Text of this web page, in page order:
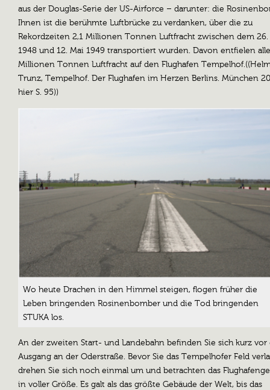
aus der Douglas-Serie der US-Airforce – darunter: die
Ihnen ist die berühmte Luftbrücke zu verdanken, über die zu
Rekordzeiten 2,1 Millionen Tonnen Luftfracht zwischen dem
1948 und 12. Mai 1949 transportiert wurden. Davon entfielen
Millionen Tonnen Luftfracht auf den Flughafen
Trunz, Tempelhof. Der Flughafen im Herzen Berlins. München
hier S. 95))
Wo heute Drachen in den Himmel steigen, flogen früher die
Leben bringenden Rosinenbomber und die Tod bringenden
STUKA los.
An der zweiten Start- und Landebahn befinden Sie sich kurz vor
Ausgang an der Oderstraße. Bevor Sie das Tempelhofer Feld
drehen Sie sich noch einmal um und betrachten das
in voller Größe. Es galt als das größte Gebäude der Welt, bis das